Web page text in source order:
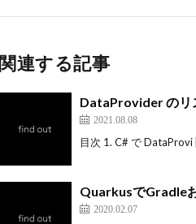
関連する記事
DataProvider のリ
2021.08.08
目次 1. C# で
QuarkusでGradle
2020.02.07